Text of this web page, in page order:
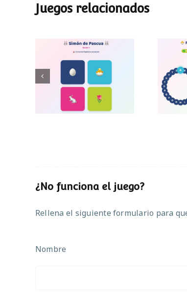
Juegos relacionados
Simon de Pascua
¿No funciona el juego?
Rellena el siguiente formulario para
Nombre